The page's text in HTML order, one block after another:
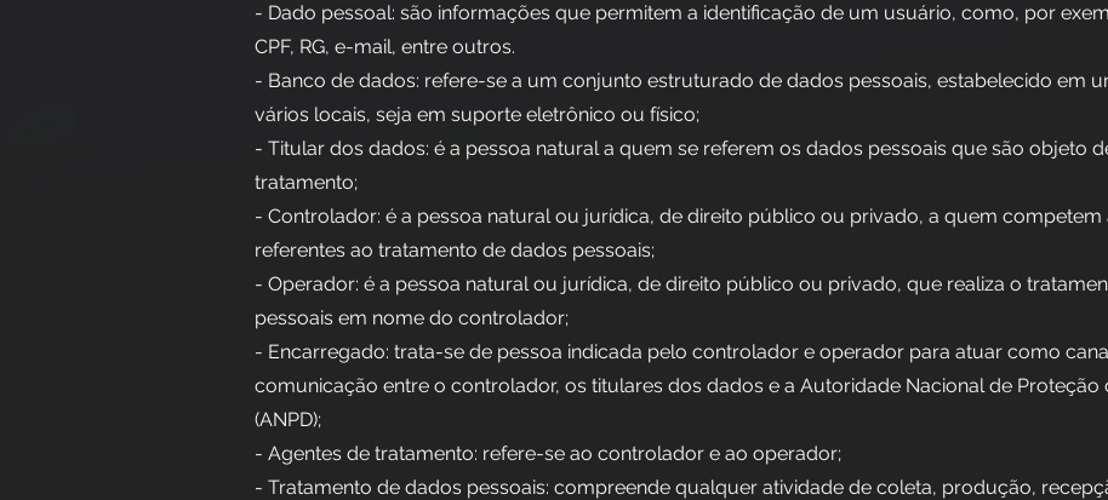
- Dado pessoal: são informações que permitem a identificação de um usuário, como, por
CPF, RG, e-mail, entre outros.
- Banco de dados: refere-se a um conjunto estruturado de dados pessoais, estabelecido em
vários locais, seja em suporte eletrônico ou físico;
- Titular dos dados: é a pessoa natural a quem se referem os dados pessoais que são objeto
tratamento;
- Controlador: é a pessoa natural ou jurídica, de direito público ou privado, a quem competem
referentes ao tratamento de dados pessoais;
- Operador: é a pessoa natural ou jurídica, de direito público ou privado, que realiza o
pessoais em nome do controlador;
- Encarregado: trata-se de pessoa indicada pelo controlador e operador para atuar como
comunicação entre o controlador, os titulares dos dados e a Autoridade Nacional de Proteção
(ANPD);
- Agentes de tratamento: refere-se ao controlador e ao operador;
- Tratamento de dados pessoais: compreende qualquer atividade de coleta, produção,